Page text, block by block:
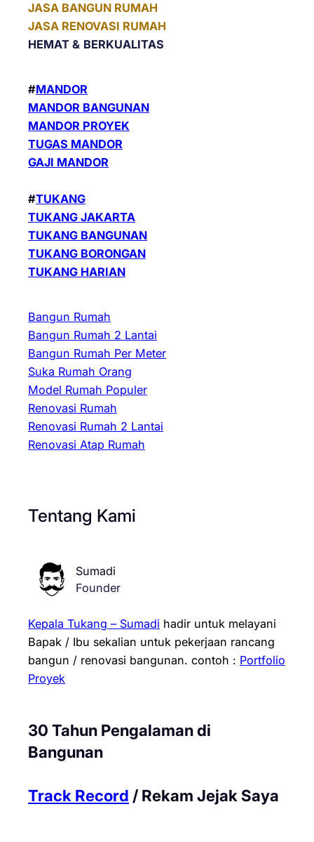
JASA BANGUN RUMAH
JASA RENOVASI RUMAH
HEMAT & BERKUALITAS
#MANDOR
MANDOR BANGUNAN
MANDOR PROYEK
TUGAS MANDOR
GAJI MANDOR
#TUKANG
TUKANG JAKARTA
TUKANG BANGUNAN
TUKANG BORONGAN
TUKANG HARIAN
Bangun Rumah
Bangun Rumah 2 Lantai
Bangun Rumah Per Meter
Suka Rumah Orang
Model Rumah Populer
Renovasi Rumah
Renovasi Rumah 2 Lantai
Renovasi Atap Rumah
Tentang Kami
Sumadi
Founder
Kepala Tukang – Sumadi hadir untuk melayani
Bapak / Ibu sekalian untuk pekerjaan rancang
bangun / renovasi bangunan. contoh : Portfolio
Proyek
30 Tahun Pengalaman di
Bangunan
Track Record / Rekam Jejak Saya